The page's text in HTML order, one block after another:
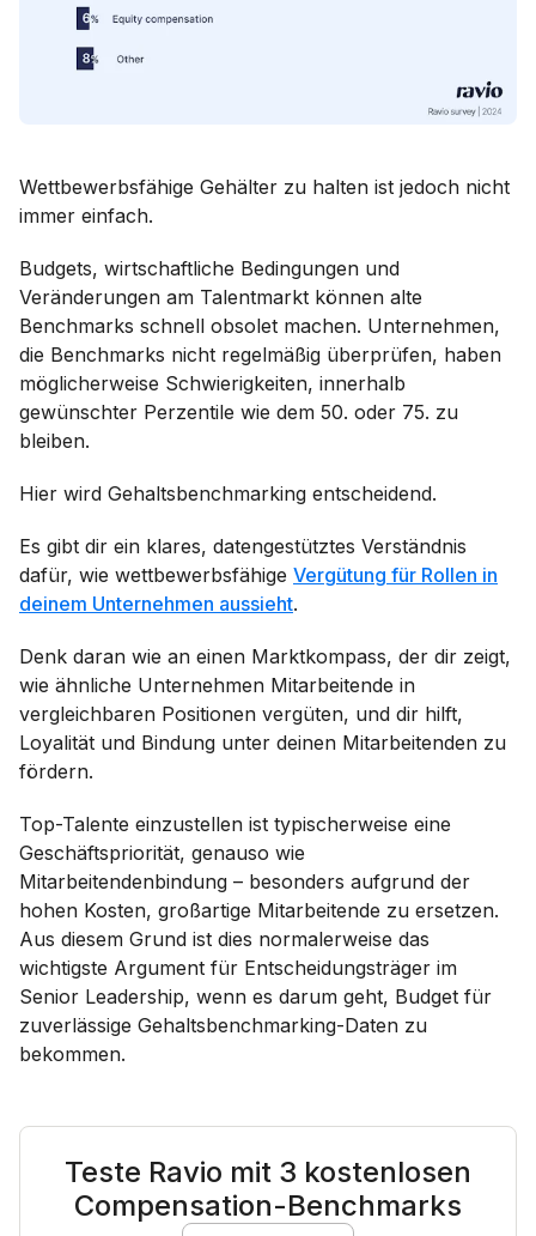
Wettbewerbsfähige Gehälter zu halten ist jedoch nicht
immer einfach.
Budgets, wirtschaftliche Bedingungen und
Veränderungen am Talentmarkt können alte
Benchmarks schnell obsolet machen. Unternehmen,
die Benchmarks nicht regelmäßig überprüfen, haben
möglicherweise Schwierigkeiten, innerhalb
gewünschter Perzentile wie dem 50. oder 75. zu
bleiben.
Hier wird Gehaltsbenchmarking entscheidend.
Es gibt dir ein klares, datengestütztes Verständnis
dafür, wie wettbewerbsfähige Vergütung für Rollen in
deinem Unternehmen aussieht.
Denk daran wie an einen Marktkompass, der dir zeigt,
wie ähnliche Unternehmen Mitarbeitende in
vergleichbaren Positionen vergüten, und dir hilft,
Loyalität und Bindung unter deinen Mitarbeitenden zu
fördern.
Top-Talente einzustellen ist typischerweise eine
Geschäftspriorität, genauso wie
Mitarbeitendenbindung – besonders aufgrund der
hohen Kosten, großartige Mitarbeitende zu ersetzen.
Aus diesem Grund ist dies normalerweise das
wichtigste Argument für Entscheidungsträger im
Senior Leadership, wenn es darum geht, Budget für
zuverlässige Gehaltsbenchmarking-Daten zu
bekommen.
Teste Ravio mit 3 kostenlosen
Compensation-Benchmarks